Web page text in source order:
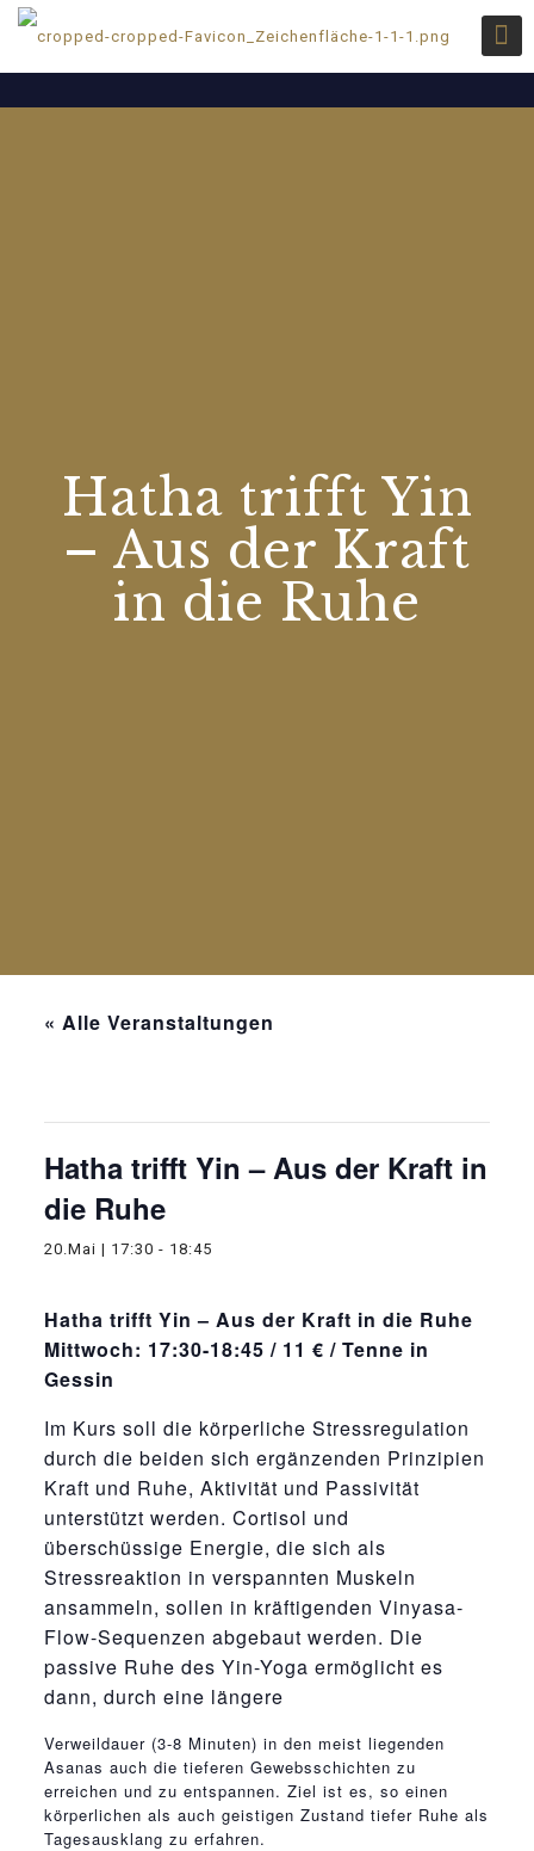
Hatha trifft Yin
– Aus der Kraft
in die Ruhe
« Alle Veranstaltungen
Hatha trifft Yin – Aus der Kraft in
die Ruhe
20.Mai | 17:30 - 18:45
Hatha trifft Yin – Aus der Kraft in die Ruhe
Mittwoch: 17:30-18:45 / 11 € / Tenne in
Gessin
Im Kurs soll die körperliche Stressregulation
durch die beiden sich ergänzenden Prinzipien
Kraft und Ruhe, Aktivität und Passivität
unterstützt werden. Cortisol und
überschüssige Energie, die sich als
Stressreaktion in verspannten Muskeln
ansammeln, sollen in kräftigenden Vinyasa-
Flow-Sequenzen abgebaut werden. Die
passive Ruhe des Yin-Yoga ermöglicht es
dann, durch eine längere
relaisvih12
Verweildauer (3-8 Minuten) in den meist liegenden
Asanas auch die tieferen Gewebsschichten zu
erreichen und zu entspannen. Ziel ist es, so einen
körperlichen als auch geistigen Zustand tiefer Ruhe als
Tagesausklang zu erfahren.